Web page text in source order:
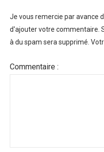
Je vous remercie par avance
d'ajouter votre commentaire.
à du spam sera supprimé.
Commentaire :